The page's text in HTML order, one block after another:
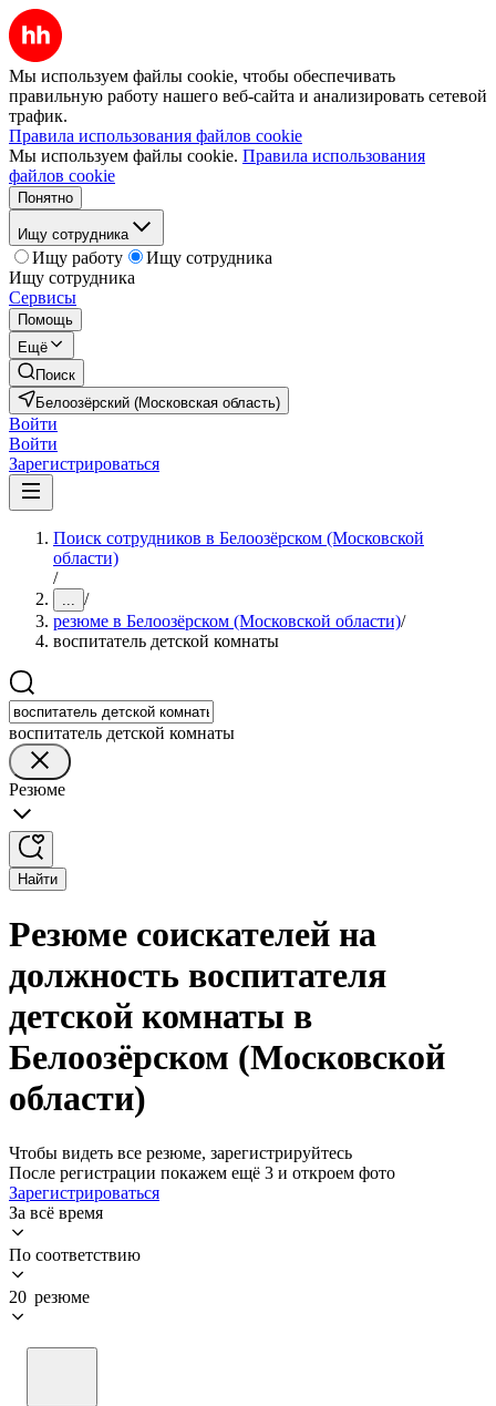
Мы используем файлы cookie, чтобы обеспечивать
правильную работу нашего веб-сайта и анализировать сетевой
трафик.
Правила использования файлов cookie
Мы используем файлы cookie. Правила использования
файлов cookie
Понятно
Ищу сотрудника
Ищу работу
Ищу сотрудника
Ищу сотрудника
Сервисы
Помощь
Ещё
Поиск
Белоозёрский (Московская область)
Войти
Войти
Зарегистрироваться
Поиск сотрудников в Белоозёрском (Московской
области)
/
... /
резюме в Белоозёрском (Московской области)/
воспитатель детской комнаты
воспитатель детской комнаты
Резюме
Найти
Резюме соискателей на
должность воспитателя
детской комнаты в
Белоозёрском (Московской
области)
Чтобы видеть все резюме, зарегистрируйтесь
После регистрации покажем ещё 3 и откроем фото
Зарегистрироваться
За всё время
По соответствию
20 резюме